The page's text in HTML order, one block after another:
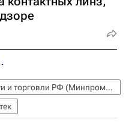
Министерство промышленности и торговли РФ (Минпромторг России)